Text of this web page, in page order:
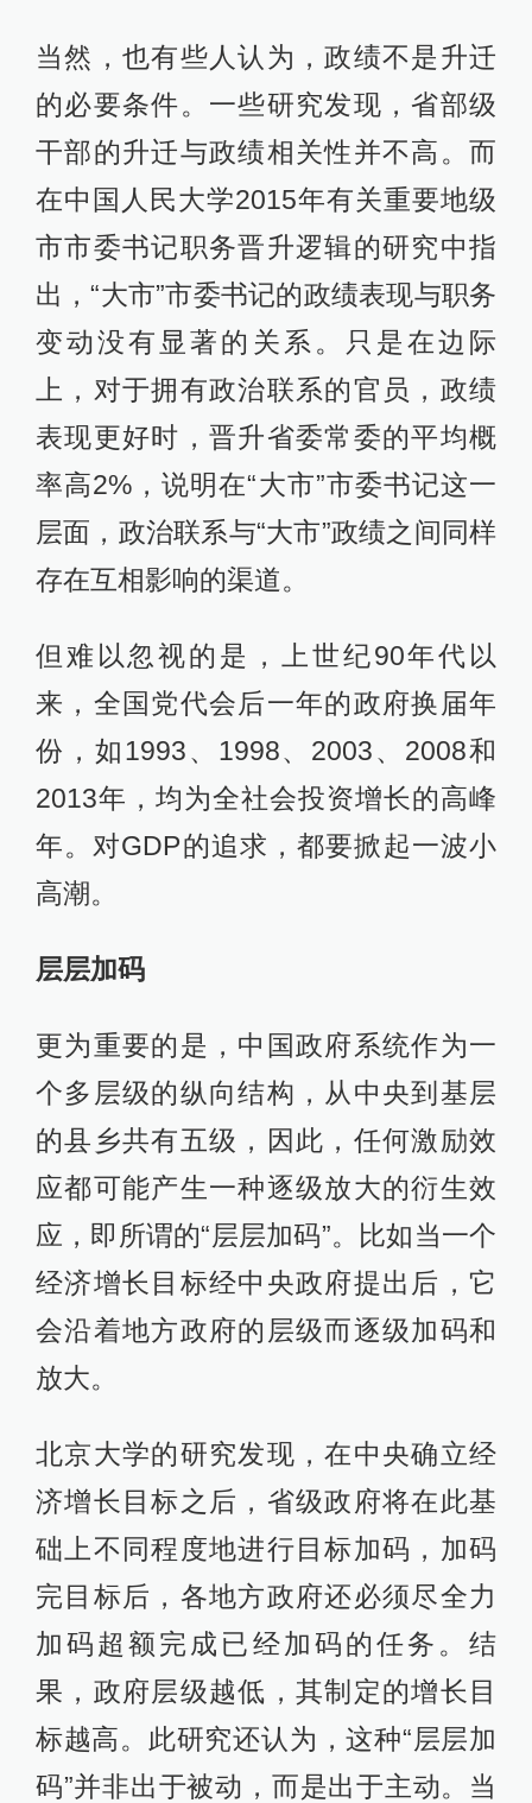
当然，也有些人认为，政绩不是升迁
的必要条件。一些研究发现，省部级
干部的升迁与政绩相关性并不高。而
在中国人民大学2015年有关重要地级
市市委书记职务晋升逻辑的研究中指
出，“大市”市委书记的政绩表现与职务
变动没有显著的关系。只是在边际
上，对于拥有政治联系的官员，政绩
表现更好时，晋升省委常委的平均概
率高2%，说明在“大市”市委书记这一
层面，政治联系与“大市”政绩之间同样
存在互相影响的渠道。
但难以忽视的是，上世纪90年代以
来，全国党代会后一年的政府换届年
份，如1993、1998、2003、2008和
2013年，均为全社会投资增长的高峰
年。对GDP的追求，都要掀起一波小
高潮。
层层加码
更为重要的是，中国政府系统作为一
个多层级的纵向结构，从中央到基层
的县乡共有五级，因此，任何激励效
应都可能产生一种逐级放大的衍生效
应，即所谓的“层层加码”。比如当一个
经济增长目标经中央政府提出后，它
会沿着地方政府的层级而逐级加码和
放大。
北京大学的研究发现，在中央确立经
济增长目标之后，省级政府将在此基
础上不同程度地进行目标加码，加码
完目标后，各地方政府还必须尽全力
加码超额完成已经加码的任务。结
果，政府层级越低，其制定的增长目
标越高。此研究还认为，这种“层层加
码”并非出于被动，而是出于主动。当